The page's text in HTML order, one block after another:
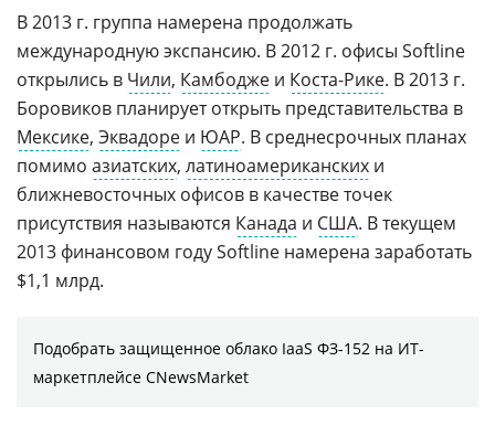
В 2013 г. группа намерена продолжать
международную экспансию. В 2012 г. офисы Softline
открылись в Чили, Камбодже и Коста-Рике. В 2013 г.
Боровиков планирует открыть представительства в
Мексике, Эквадоре и ЮАР. В среднесрочных планах
помимо азиатских, латиноамериканских и
ближневосточных офисов в качестве точек
присутствия называются Канада и США. В текущем
2013 финансовом году Softline намерена заработать
$1,1 млрд.
Подобрать защищенное облако IaaS ФЗ-152 на ИТ-
маркетплейсе CNewsMarket